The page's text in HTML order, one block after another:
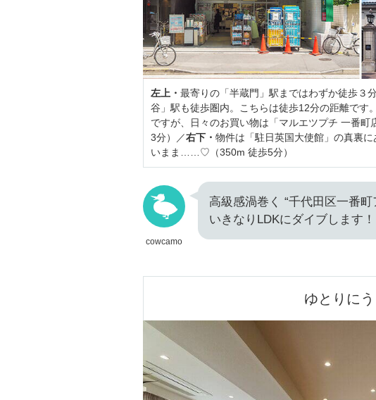
左上・ 最寄りの「半蔵門」駅まではわずか徒歩３
谷」駅も徒歩圏内。こちらは徒歩12分の距離です
ですが、日々のお買い物は「マルエツプチ 一番
3分）／右下・ 物件は「駐日英国大使館」の真裏
いまま……♡（350m 徒歩5分）
cowcamo
高級感渦巻く “千代田区一番町
いきなりLDKにダイブします！
ゆとりに